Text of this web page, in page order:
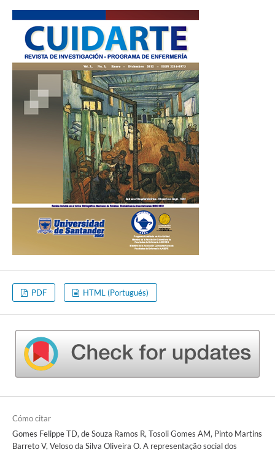
PDF HTML (Portugués)
Cómo citar
Gomes Felippe TD, de Souza Ramos R, Tosoli Gomes AM, Pinto Martins
Barreto V, Veloso da Silva Oliveira O. A representação social dos